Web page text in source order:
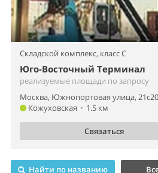
Складской комплекс, класс C
Юго-Восточный Терминал
реализуемые площади по запросу
Москва, Южнопортовая улица, 21с20
Кожуховская • 1.5 км
Связаться
Найти по названию